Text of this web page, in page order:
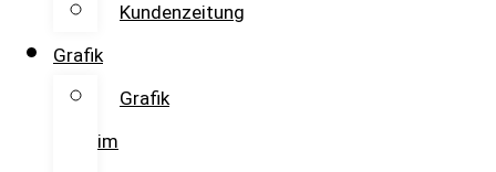
Kundenzeitung
Grafik
Grafik
im